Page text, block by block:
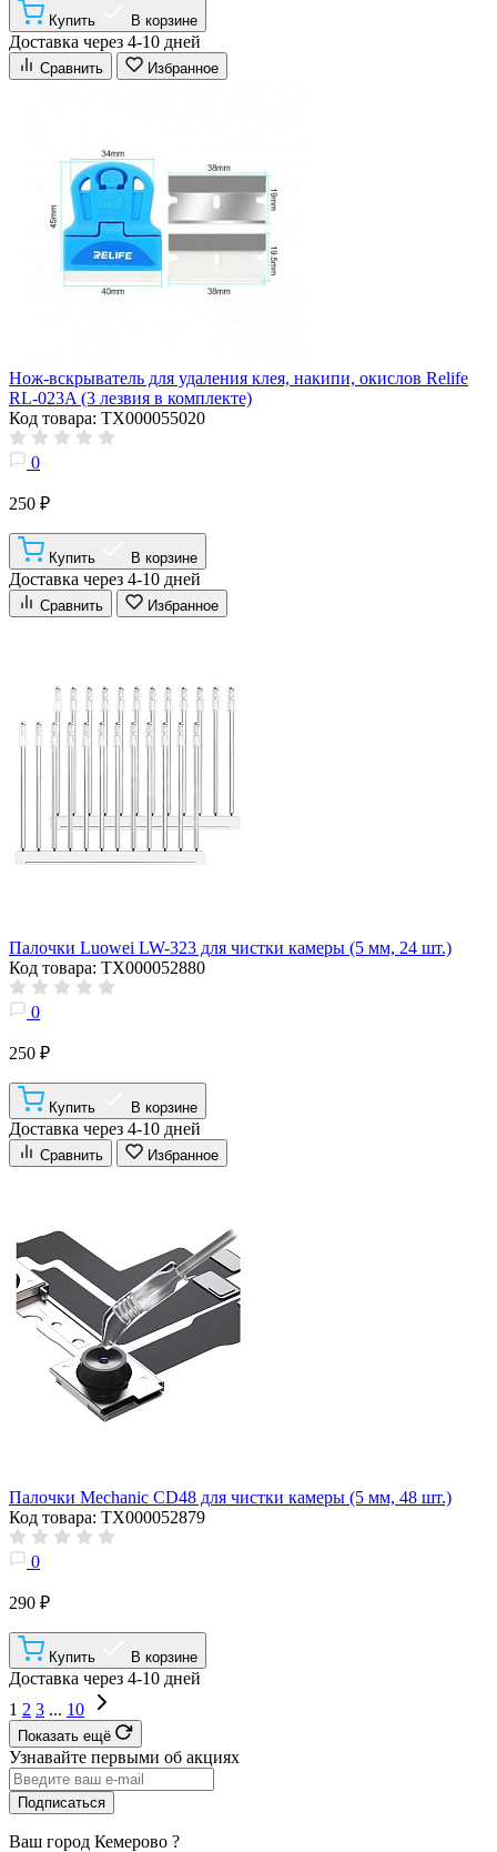
Купить В корзине
Доставка через 4-10 дней
Сравнить Избранное
Нож-вскрыватель для удаления клея, накипи, окислов Relife
RL-023A (3 лезвия в комплекте)
Код товара: ТХ000055020
0
250 ₽
Купить В корзине
Доставка через 4-10 дней
Сравнить Избранное
Палочки Luowei LW-323 для чистки камеры (5 мм, 24 шт.)
Код товара: ТХ000052880
0
250 ₽
Купить В корзине
Доставка через 4-10 дней
Сравнить Избранное
Палочки Mechanic CD48 для чистки камеры (5 мм, 48 шт.)
Код товара: ТХ000052879
0
290 ₽
Купить В корзине
Доставка через 4-10 дней
1 2 3 ... 10
Показать ещё
Узнавайте первыми об акциях
Подписаться
Ваш город Кемерово ?